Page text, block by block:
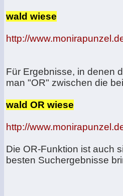
wald wiese
http://
Für Ergebnisse, in denen
man "OR" zwischen die
wald OR wiese
http://
Die OR-Funktion ist auch
besten Suchergebnisse